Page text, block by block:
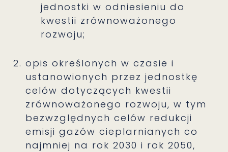
jednostki w odniesieniu do
kwestii zrównoważonego
rozwoju;
opis określonych w czasie i
ustanowionych przez jednostkę
celów dotyczących kwestii
zrównoważonego rozwoju, w tym
bezwzględnych celów redukcji
emisji gazów cieplarnianych co
najmniej na rok 2030 i rok 2050,